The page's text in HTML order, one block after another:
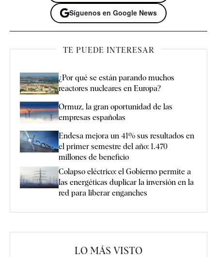
Síguenos en Google News
TE PUEDE INTERESAR
¿Por qué se están parando muchos
reactores nucleares en Europa?
Ormuz, la gran oportunidad de las
empresas españolas
Endesa mejora un 41% sus resultados en
el primer semestre del año: 1.470
millones de beneficio
Colapso eléctrico: el Gobierno permite a
las energéticas duplicar la inversión en la
red para liberar enganches
LO MÁS VISTO